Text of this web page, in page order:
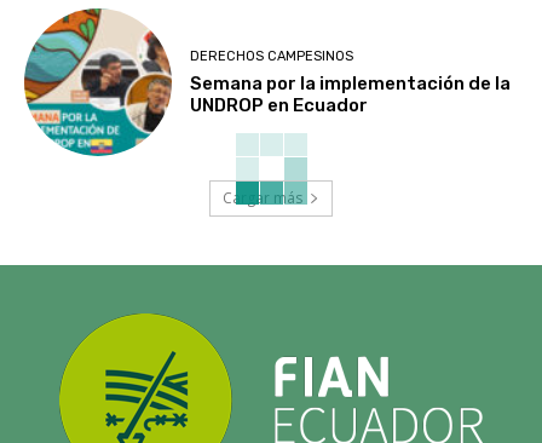
DERECHOS CAMPESINOS
Semana por la implementación de la
UNDROP en Ecuador
Cargar más